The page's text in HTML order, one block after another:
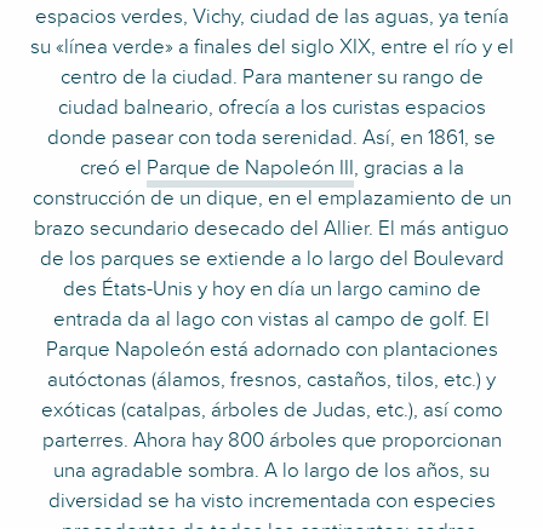
espacios verdes, Vichy, ciudad de las aguas, ya tenía
su «línea verde» a finales del siglo XIX, entre el río y el
centro de la ciudad. Para mantener su rango de
ciudad balneario, ofrecía a los curistas espacios
donde pasear con toda serenidad. Así, en 1861, se
creó el Parque de Napoleón III, gracias a la
construcción de un dique, en el emplazamiento de un
brazo secundario desecado del Allier. El más antiguo
de los parques se extiende a lo largo del Boulevard
des États-Unis y hoy en día un largo camino de
entrada da al lago con vistas al campo de golf. El
Parque Napoleón está adornado con plantaciones
autóctonas (álamos, fresnos, castaños, tilos, etc.) y
exóticas (catalpas, árboles de Judas, etc.), así como
parterres. Ahora hay 800 árboles que proporcionan
una agradable sombra. A lo largo de los años, su
diversidad se ha visto incrementada con especies